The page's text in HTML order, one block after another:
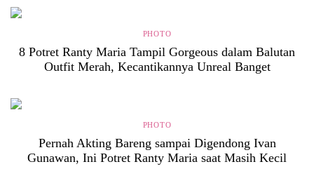
PHOTO
8 Potret Ranty Maria Tampil Gorgeous dalam Balutan
Outfit Merah, Kecantikannya Unreal Banget
PHOTO
Pernah Akting Bareng sampai Digendong Ivan
Gunawan, Ini Potret Ranty Maria saat Masih Kecil